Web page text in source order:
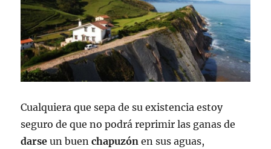
Cualquiera que sepa de su existencia estoy
seguro de que no podrá reprimir las ganas de
darse un buenchapuzón en sus aguas,